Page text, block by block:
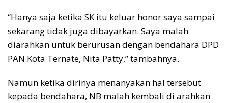
“Hanya saja ketika SK itu keluar honor saya sampai
sekarang tidak juga dibayarkan. Saya malah
diarahkan untuk berurusan dengan bendahara DPD
PAN Kota Ternate, Nita Patty,” tambahnya.
Namun ketika dirinya menanyakan hal tersebut
kepada bendahara, NB malah kembali di arahkan